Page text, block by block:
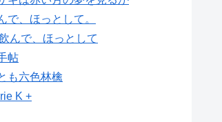
で、ほっとして。
んで、ほっとして
帖
も六色林檎
K +